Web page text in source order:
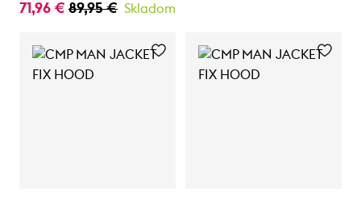
71,96 € 89,95 € Skladom